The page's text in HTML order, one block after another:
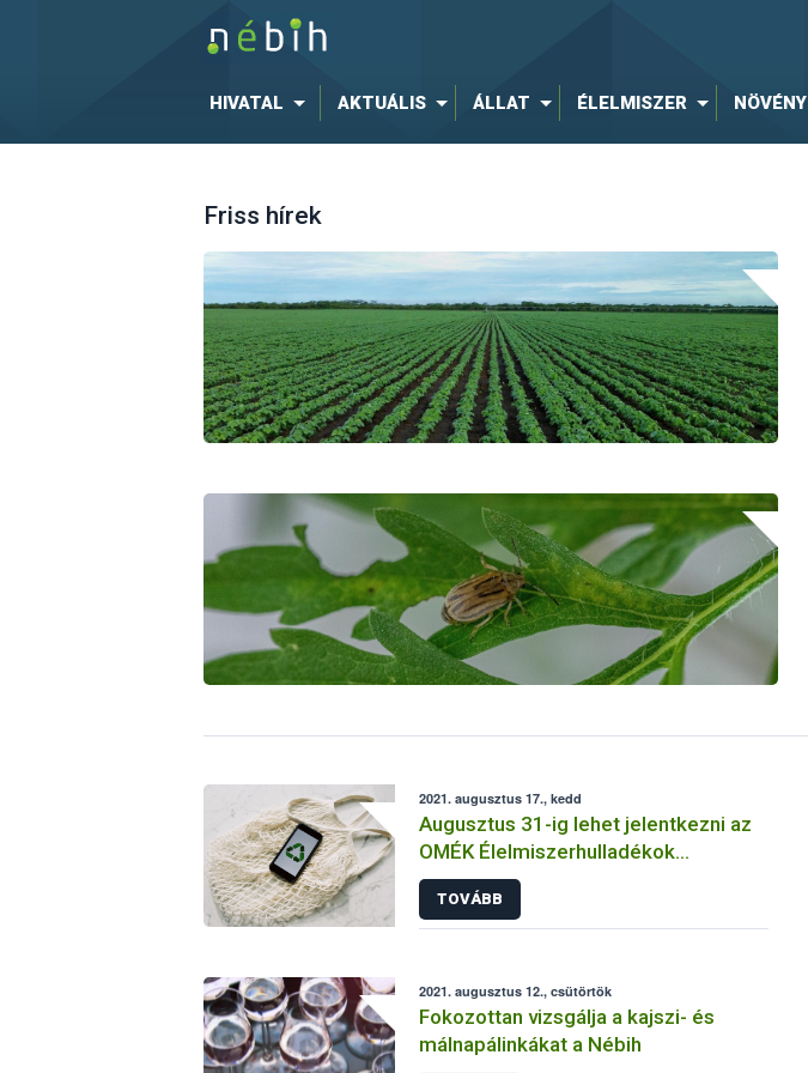
HIVATAL AKTUÁLIS ÁLLAT ÉLELMISZER NÖVÉNY
Friss hírek
2021. augusztus 17., kedd
Augusztus 31-ig lehet jelentkezni az
OMÉK Élelmiszerhulladékok
Megelőzéséért Díjára -
meghosszabbítva: 2021. szeptember
6-ig!
TOVÁBB
2021. augusztus 12., csütörtök
Fokozottan vizsgálja a kajszi- és
málnapálinkákat a Nébih